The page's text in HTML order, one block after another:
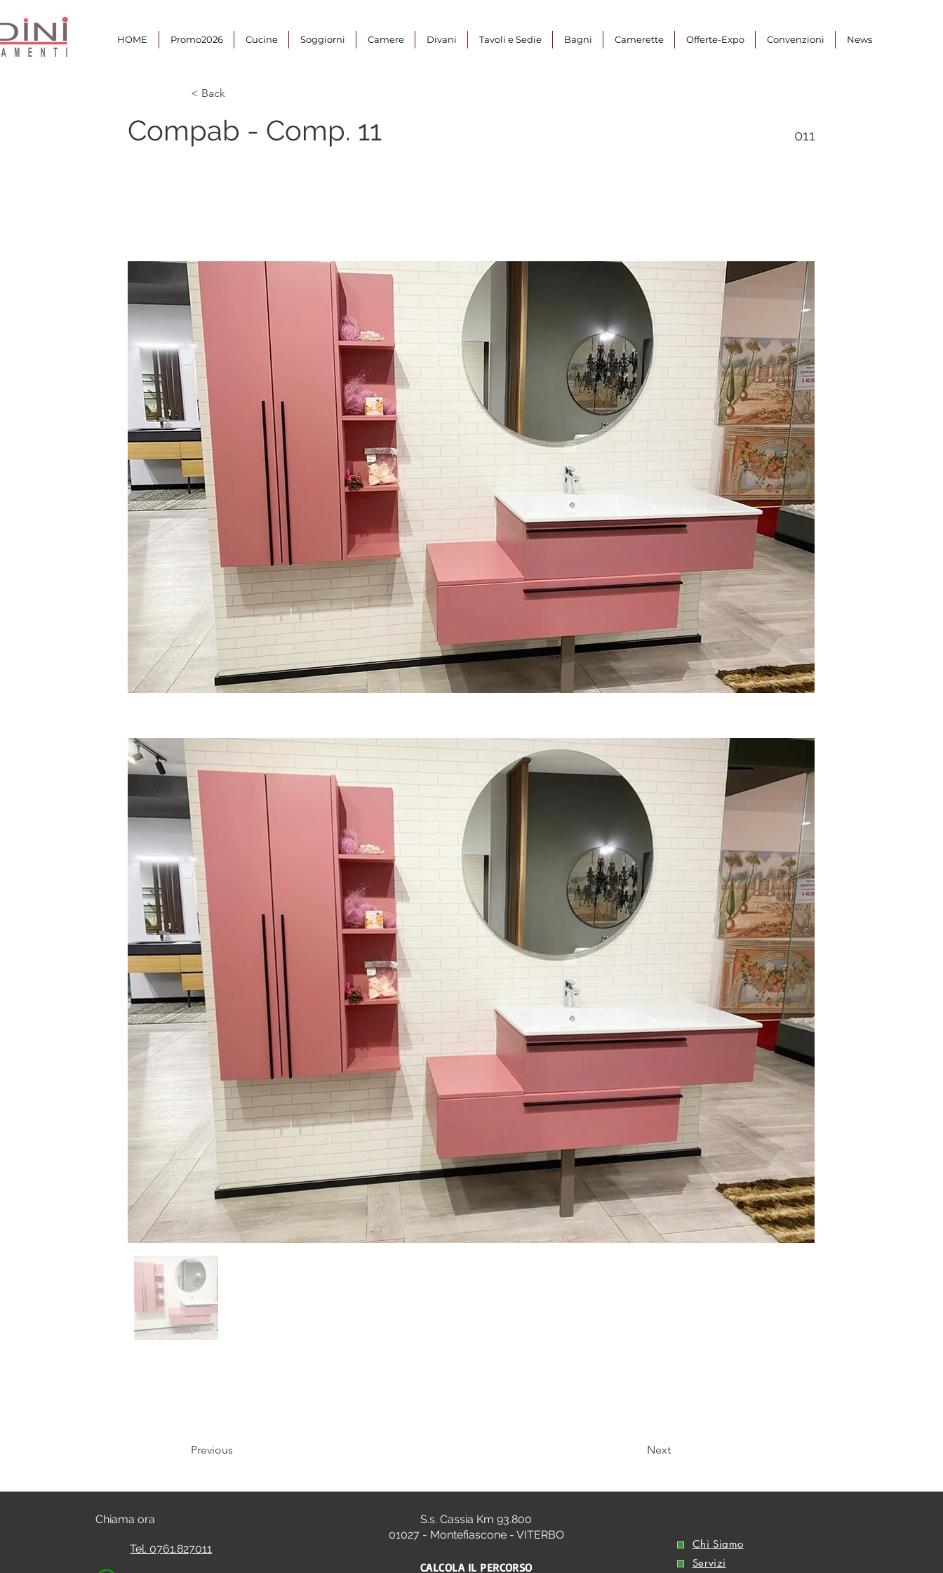
HOME Promo2026 Cucine Soggiorni Camere Divani Tavoli e Sedie Bagni Camerette Offerte-Expo Convenzioni News
< Back
Compab - Comp. 11 011
Previous Next
Chiama ora
Tel. 0761.827011
S.s. Cassia Km 93.800
01027 - Montefiascone - VITERBO
CALCOLA IL PERCORSO
Chi Siamo
Servizi